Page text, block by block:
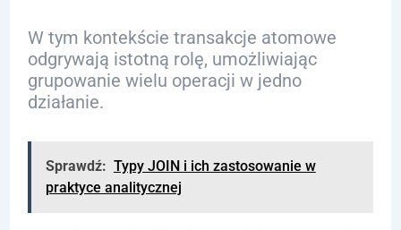
W tym kontekście transakcje atomowe
odgrywają istotną rolę, umożliwiając
grupowanie wielu operacji w jedno
działanie.
Sprawdź: Typy JOIN i ich zastosowanie w
praktyce analitycznej